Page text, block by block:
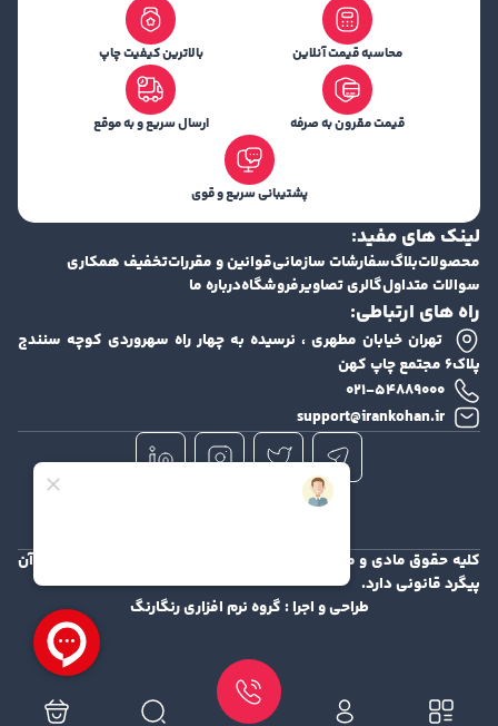
محاسبه قیمت آنلاین بالاترین کیفیت چاپ
قیمت مقرون به صرفه ارسال سریع و به موقع
پشتیبانی سریع و قوی
لینک های مفید:
محصولاتبلاگسفارشات سازمانیقوانین و مقرراتتخفیف همکاری
سوالات متداولگالری تصاویرفروشگاهدرباره ما
راه های ارتباطی:
تهران خیابان مطهری ، نرسیده به چهار راه سهروردی کوچه سنندج
پلاک۶ مجتمع چاپ کهن
۰۲۱-۵۴۸۸۹۰۰۰
support@irankohan.ir
کلیه حقوق مادی و معنوی این سایت محفوظ و هرگونه کپی برداری از آن
پیگرد قانونی دارد.
طراحی و اجرا :گروه نرم افزاری رنگارنگ